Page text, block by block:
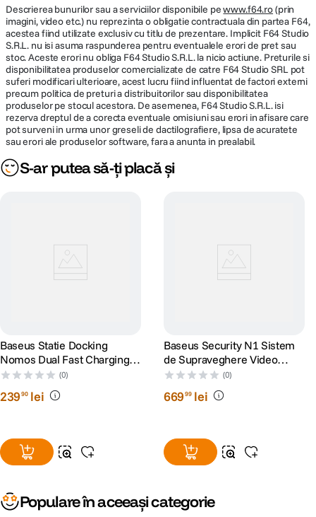
Descrierea bunurilor sau a serviciilor disponibile pewww.f64.ro(prin
imagini, video etc.) nu reprezinta o obligatie contractuala din partea F64,
acestea fiind utilizate exclusiv cu titlu de prezentare. Implicit F64 Studio
S.R.L. nu isi asuma raspunderea pentru eventualele erori de pret sau
stoc. Aceste erori nu obliga F64 Studio S.R.L. la nicio actiune. Preturile si
disponibilitatea produselor comercializate de catre F64 Studio SRL pot
suferi modificari ulterioare, acest lucru fiind influentat de factori externi
precum politica de preturi a distribuitorilor sau disponibilitatea
produselor pe stocul acestora. De asemenea, F64 Studio S.R.L. isi
rezerva dreptul de a corecta eventuale omisiuni sau erori in afisare care
pot surveni in urma unor greseli de dactilografiere, lipsa de acuratete
sau erori ale produselor software, fara a anunta in prealabil.
S-ar putea să-ți placă și
Baseus Statie Docking
Nomos Dual Fast Charging
6-in-1
(0)
23990 lei
Baseus Security N1 Sistem
de Supraveghere Video
Wireless HomeStation + 2
Camere AI IP67
(0)
66999 lei
Populare în aceeași categorie